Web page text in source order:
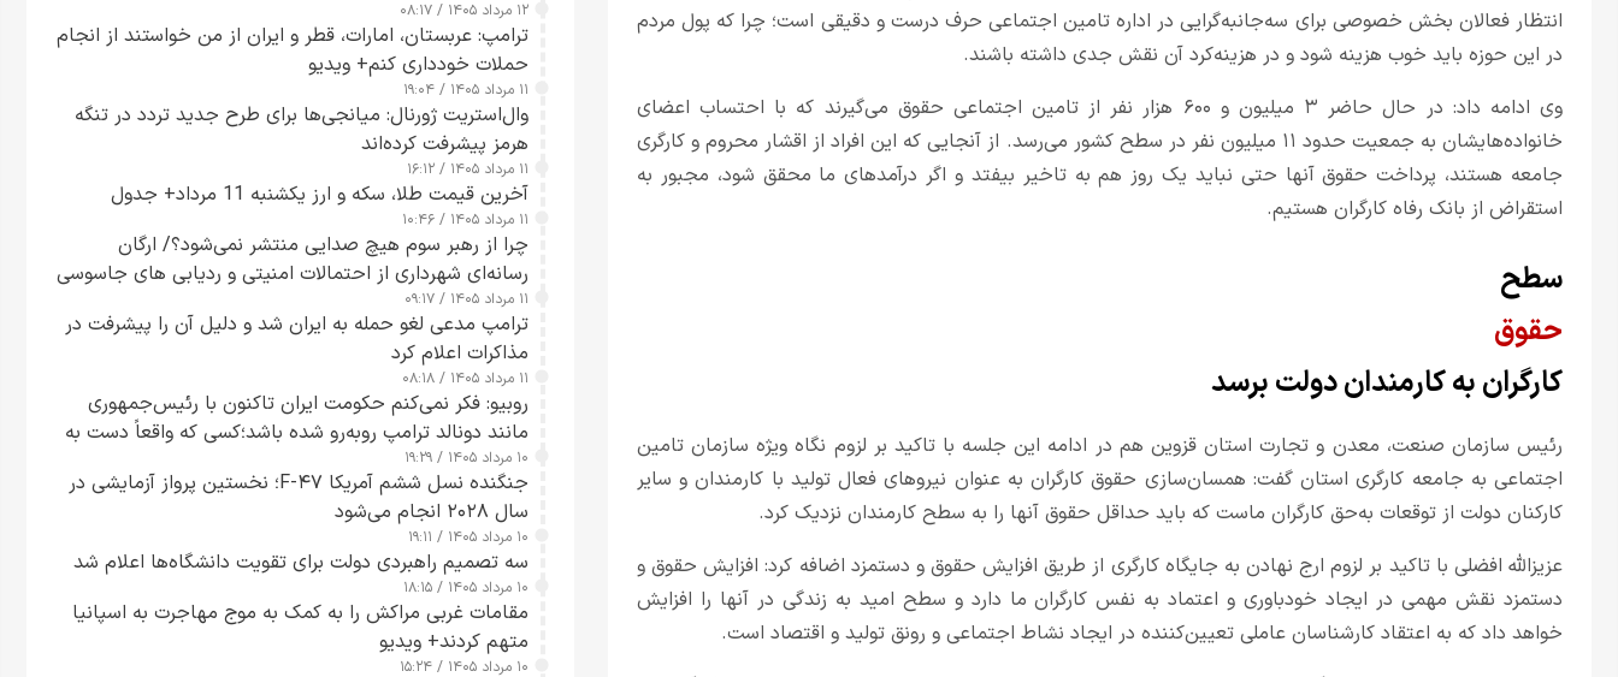
انتظار فعالان بخش خصوصی برای سه‌جانبه‌گرایی در اداره تامین اجتماعی حرف درست و دقیقی است؛ چرا که پول مردم
در این حوزه باید خوب هزینه شود و در هزینه‌کرد آن نقش جدی داشته باشند.
وی ادامه داد: در حال حاضر ۳ میلیون و ۶۰۰ هزار نفر از تامین اجتماعی حقوق می‌گیرند که با احتساب اعضای
خانواده‌هایشان به جمعیت حدود ۱۱ میلیون نفر در سطح کشور می‌رسد. از آنجایی که این افراد از اقشار محروم و کارگری
جامعه هستند، پرداخت حقوق آنها حتی نباید یک روز هم به تاخیر بیفتد و اگر درآمدهای ما محقق شود، مجبور به
استقراض از بانک رفاه کارگران هستیم.
سطح
حقوق
کارگران به کارمندان دولت برسد
رئیس سازمان صنعت، معدن و تجارت استان قزوین هم در ادامه این جلسه با تاکید بر لزوم نگاه ویژه سازمان تامین
اجتماعی به جامعه کارگری استان گفت: همسان‌سازی حقوق کارگران به عنوان نیروهای فعال تولید با کارمندان و سایر
کارکنان دولت از توقعات به‌حق کارگران ماست که باید حداقل حقوق آنها را به سطح کارمندان نزدیک کرد.
عزیزالله افضلی با تاکید بر لزوم ارج نهادن به جایگاه کارگری از طریق افزایش حقوق و دستمزد اضافه کرد: افزایش حقوق و
دستمزد نقش مهمی در ایجاد خودباوری و اعتماد به نفس کارگران ما دارد و سطح امید به زندگی در آنها را افزایش
خواهد داد که به اعتقاد کارشناسان عاملی تعیین‌کننده در ایجاد نشاط اجتماعی و رونق تولید و اقتصاد است.
۱۲ مرداد ۱۴۰۵ / ۰۸:۱۷
ترامپ: عربستان، امارات، قطر و ایران از من خواستند از انجام
حملات خودداری کنم+ ویدیو
۱۱ مرداد ۱۴۰۵ / ۱۹:۰۴
وال‌استریت ژورنال: میانجی‌ها برای طرح جدید تردد در تنگه
هرمز پیشرفت کرده‌اند
۱۱ مرداد ۱۴۰۵ / ۱۶:۱۲
آخرین قیمت طلا، سکه و ارز یکشنبه 11 مرداد+ جدول
۱۱ مرداد ۱۴۰۵ / ۱۰:۴۶
چرا از رهبر سوم هیچ صدایی منتشر نمی‌شود؟/ ارگان
رسانه‌ای شهرداری از احتمالات امنیتی و ردیابی های جاسوسی
گفت
۱۱ مرداد ۱۴۰۵ / ۰۹:۱۷
ترامپ مدعی لغو حمله به ایران شد و دلیل آن را پیشرفت در
مذاکرات اعلام کرد
۱۱ مرداد ۱۴۰۵ / ۰۸:۱۸
روبیو: فکر نمی‌کنم حکومت ایران تاکنون با رئیس‌جمهوری
مانند دونالد ترامپ روبه‌رو شده باشد؛کسی که واقعاً دست به
اقدام می‌زند
۱۰ مرداد ۱۴۰۵ / ۱۹:۲۹
جنگنده نسل ششم آمریکا F-۴۷؛ نخستین پرواز آزمایشی در
سال ۲۰۲۸ انجام می‌شود
۱۰ مرداد ۱۴۰۵ / ۱۹:۱۱
سه تصمیم راهبردی دولت برای تقویت دانشگاه‌ها اعلام شد
۱۰ مرداد ۱۴۰۵ / ۱۸:۱۵
مقامات غربی مراکش را به کمک به موج مهاجرت به اسپانیا
متهم کردند+ ویدیو
۱۰ مرداد ۱۴۰۵ / ۱۵:۲۴